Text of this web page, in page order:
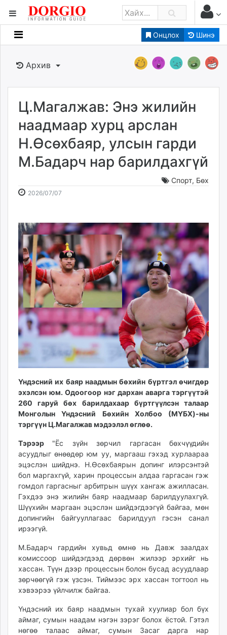
Онцлох Шинэ
Мэдээллийн
Банк санхүү
Бизнес ААН
Төрийн
Нийслэлийн
dorgio.mn
Gogo.mn
news.mn
zindaa.mn
tovch.mn
ikon.mn
mnb.mn
Livetv.mn
Eguur.mn
24tsag.mn
shuud.mn
eagle.mn
ergelt.mn
zarig.mn
today.mn
zuv.mn
ugluu.mn
urlag.mn
unen.mn
asu.mn
shudarga.mn
shuurhai.mn
unuudur.mn
isee.mn
mglradio.com
fact.mn
itoim.mn
tumen.mn
times.mn
tvmongolia.mn
mass.mn
unegui.mn
assa.mn
toim.mn
tac.mn
Архив
Ц.Магалжав: Энэ жилийн
наадмаар хурц арслан
Н.Өсөхбаяр, улсын гарди
М.Бадарч нар барилдахгүй
Спорт, Бөх
2026/07/07
10:13:47
04:28:29
Үндэсний их баяр наадмын бөхийн бүртгэл өчигдөр
эхэлсэн юм. Одоогоор нэг дархан аварга тэргүүтэй
260 гаруй бөх барилдахаар бүртгүүлсэн талаар
Монголын Үндэсний Бөхийн Холбоо (МҮБХ)-ны
тэргүүн Ц.Магалжав мэдээлэл өглөө.
Тэрээр "Ёс зүйн зөрчил гаргасан бөхчүүдийн
асуудлыг өнөөдөр юм уу, маргааш гэхэд хурлаараа
эцэслэн шийднэ. Н.Өсөхбаярын допинг илэрсэнтэй
бол маргахгүй, харин процессын алдаа гаргасан гэж
гомдол гаргасныг арбитрын шүүх хангаж ажилласан.
Гэхдээ энэ жилийн баяр наадмаар барилдуулахгүй.
Шүүхийн маргаан эцэслэн шийдэгдээгүй байгаа, мөн
допингийн байгууллагаас барилдуул гэсэн санал
ирээгүй.
М.Бадарч гардийн хувьд өмнө нь Давж заалдах
комиссоор шийдэгдээд дөрвөн жилээр эрхийг нь
хассан. Түүн дээр процессын болон бусад асуудлаар
зөрчөөгүй гэж үзсэн. Тиймээс эрх хассан тогтоол нь
хэвээрээ үйлчилж байгаа.
Үндэсний их баяр наадмын тухай хуулиар бол бүх
аймаг, сумын наадам нэгэн зэрэг болох ёстой. Гэтэл
нөгөө талаас аймаг, сумын Засаг дарга нар